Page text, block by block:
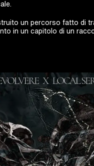
un percorso fatto di
in un capitolo di un